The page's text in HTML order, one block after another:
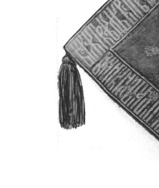
Главная